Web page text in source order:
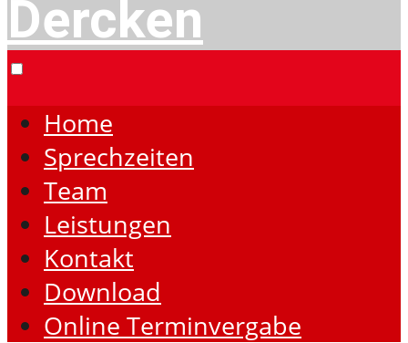
Home
Sprechzeiten
Team
Leistungen
Kontakt
Download
Online Terminvergabe